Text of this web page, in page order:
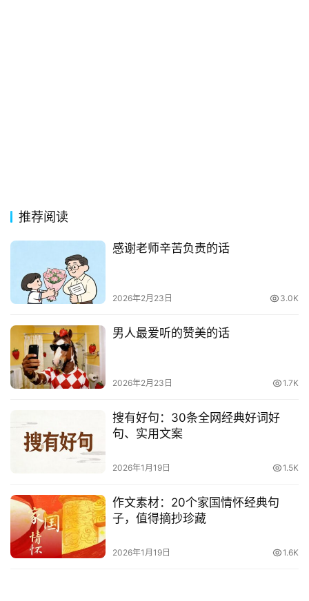
词
热
词
电
影
台
词
其
他
推荐阅读
感谢老师辛苦负责的话
2026年2月23日 3.0K
男人最爱听的赞美的话
2026年2月23日 1.7K
搜有好句：30条全网经典好词好
句、实用文案
2026年1月19日 1.5K
作文素材：20个家国情怀经典句
子，值得摘抄珍藏
2026年1月19日 1.6K